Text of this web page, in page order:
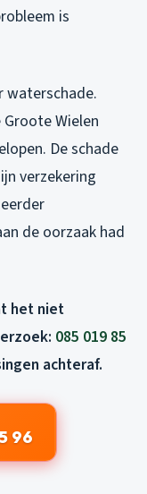
is
waterschade.
Wielen
De schade
verzekering
de oorzaak had
het niet
085 019 85
achteraf.
96